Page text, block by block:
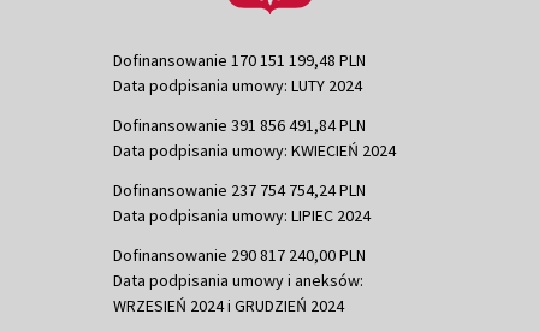
Dofinansowanie 170 151 199,48 PLN
Data podpisania umowy: LUTY 2024
Dofinansowanie 391 856 491,84 PLN
Data podpisania umowy: KWIECIEŃ 2024
Dofinansowanie 237 754 754,24 PLN
Data podpisania umowy: LIPIEC 2024
Dofinansowanie 290 817 240,00 PLN
Data podpisania umowy i aneksów:
WRZESIEŃ 2024 i GRUDZIEŃ 2024